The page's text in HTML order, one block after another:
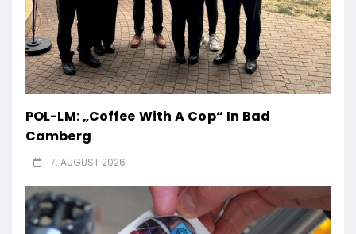
POL-LM: „Coffee With A Cop“ In Bad
Camberg
7. AUGUST 2026